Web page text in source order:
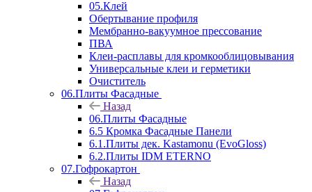
05.Клей
Обертывание профиля
Мембранно-вакуумное прессование
ПВА
Клеи-расплавы для кромкооблицовывания
Универсальные клеи и герметики
Очиститель
06.Плиты Фасадные
Назад
06.Плиты Фасадные
6.5 Кромка Фасадные Панели
6.1.Плиты дек. Kastamonu (EvoGloss)
6.2.Плиты IDM ETERNO
07.Гофрокартон
Назад